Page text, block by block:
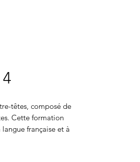
têtes, composé de
Cette formation
française et à